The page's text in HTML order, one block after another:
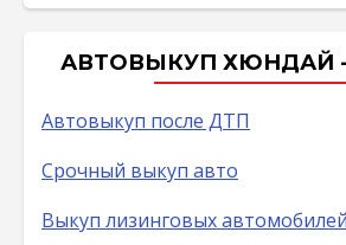
АВТОВЫКУП ХЮНДАЙ
Автовыкуп после ДТП
Срочный выкуп авто
Выкуп лизинговых автомобилей